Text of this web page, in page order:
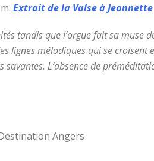
Extrait de la Valse à Jeannette
tandis que l’orgue fait sa muse
lignes mélodiques qui se croisent
L’absence de
Angers